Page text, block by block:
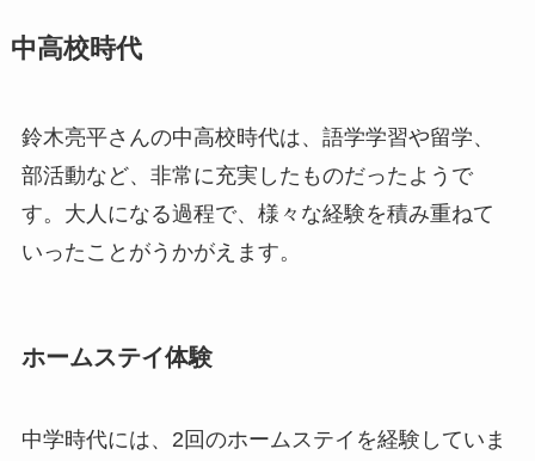
中高校時代
鈴木亮平さんの中高校時代は、語学学習や留学、
部活動など、非常に充実したものだったようで
す。大人になる過程で、様々な経験を積み重ねて
いったことがうかがえます。
ホームステイ体験
中学時代には、2回のホームステイを経験していま